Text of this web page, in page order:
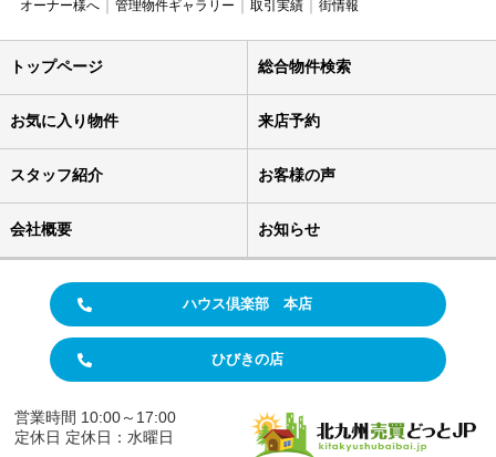
オーナー様へ
管理物件ギャラリー 取引実績 街情報
トップページ 総合物件検索
お気に入り物件 来店予約
スタッフ紹介 お客様の声
会社概要 お知らせ
ハウス倶楽部 本店
ひびきの店
営業時間 10:00～17:00
定休日 定休日：水曜日